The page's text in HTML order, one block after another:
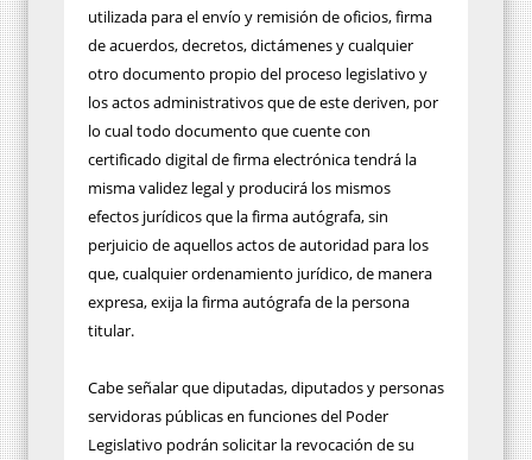
utilizada para el envío y remisión de oficios, firma
de acuerdos, decretos, dictámenes y cualquier
otro documento propio del proceso legislativo y
los actos administrativos que de este deriven, por
lo cual todo documento que cuente con
certificado digital de firma electrónica tendrá la
misma validez legal y producirá los mismos
efectos jurídicos que la firma autógrafa, sin
perjuicio de aquellos actos de autoridad para los
que, cualquier ordenamiento jurídico, de manera
expresa, exija la firma autógrafa de la persona
titular.
Cabe señalar que diputadas, diputados y personas
servidoras públicas en funciones del Poder
Legislativo podrán solicitar la revocación de su